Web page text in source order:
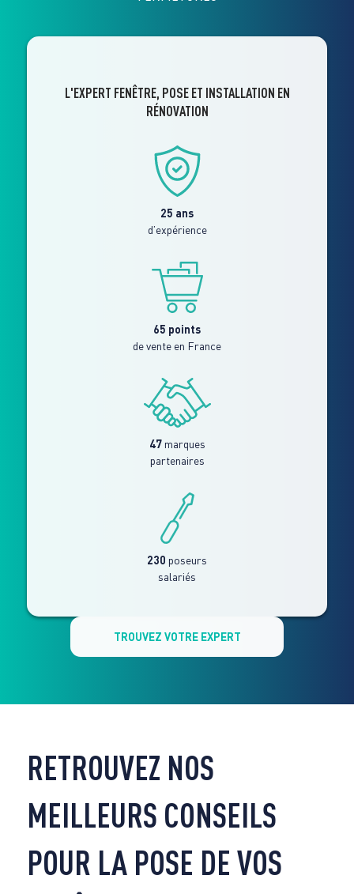
L'EXPERT FENÊTRE, POSE ET INSTALLATION EN
RÉNOVATION
25 ans
d’expérience
65 points
de vente en France
47marques
partenaires
230 poseurs
salariés
TROUVEZ VOTRE EXPERT
RETROUVEZ NOS
MEILLEURS CONSEILS
POUR LA POSE DE VOS